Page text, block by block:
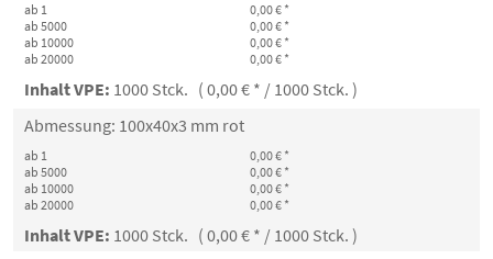
ab 1
0,00 € *
ab 5000
0,00 € *
ab 10000
0,00 € *
ab 20000
0,00 € *
Inhalt VPE: 1000 Stck. ( 0,00 € * / 1000 Stck. )
Abmessung: 100x40x3 mm rot
ab 1
0,00 € *
ab 5000
0,00 € *
ab 10000
0,00 € *
ab 20000
0,00 € *
Inhalt VPE: 1000 Stck. ( 0,00 € * / 1000 Stck. )